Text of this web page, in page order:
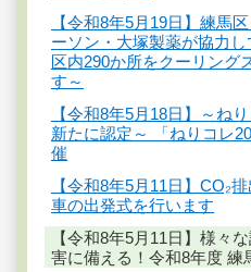
【令和8年5月19日】練馬
ーソン・大塚製薬が協力
区内290か所をクーリング
す～
【令和8年5月18日】～ね
新たに認定～ 「ねりコレ
催
【令和8年5月11日】CO₂
車の出発式を行います
【令和8年5月11日】様々
害に備える！令和8年度 練